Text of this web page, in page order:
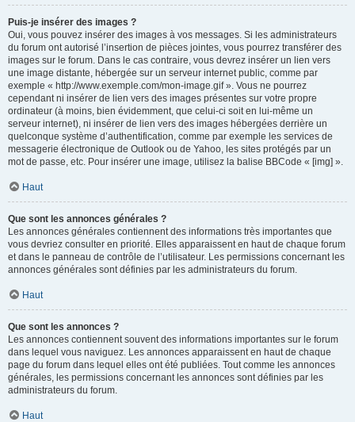
Puis-je insérer des images ?
Oui, vous pouvez insérer des images à vos messages. Si les administrateurs
du forum ont autorisé l’insertion de pièces jointes, vous pourrez transférer des
images sur le forum. Dans le cas contraire, vous devrez insérer un lien vers
une image distante, hébergée sur un serveur internet public, comme par
exemple « http://www.exemple.com/mon-image.gif ». Vous ne pourrez
cependant ni insérer de lien vers des images présentes sur votre propre
ordinateur (à moins, bien évidemment, que celui-ci soit en lui-même un
serveur internet), ni insérer de lien vers des images hébergées derrière un
quelconque système d’authentification, comme par exemple les services de
messagerie électronique de Outlook ou de Yahoo, les sites protégés par un
mot de passe, etc. Pour insérer une image, utilisez la balise BBCode « [img] ».
Haut
Que sont les annonces générales ?
Les annonces générales contiennent des informations très importantes que
vous devriez consulter en priorité. Elles apparaissent en haut de chaque forum
et dans le panneau de contrôle de l’utilisateur. Les permissions concernant les
annonces générales sont définies par les administrateurs du forum.
Haut
Que sont les annonces ?
Les annonces contiennent souvent des informations importantes sur le forum
dans lequel vous naviguez. Les annonces apparaissent en haut de chaque
page du forum dans lequel elles ont été publiées. Tout comme les annonces
générales, les permissions concernant les annonces sont définies par les
administrateurs du forum.
Haut